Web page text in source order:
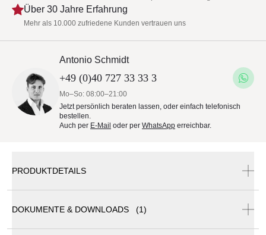
Über 30 Jahre Erfahrung
Mehr als 10.000 zufriedene Kunden vertrauen uns
Antonio Schmidt
+49 (0)40 727 33 33 3
Mo–So: 08:00–21:00
Jetzt persönlich beraten lassen, oder einfach telefonisch
bestellen.
Auch per E-Mail oder per WhatsApp erreichbar.
PRODUKTDETAILS
DOKUMENTE & DOWNLOADS (1)